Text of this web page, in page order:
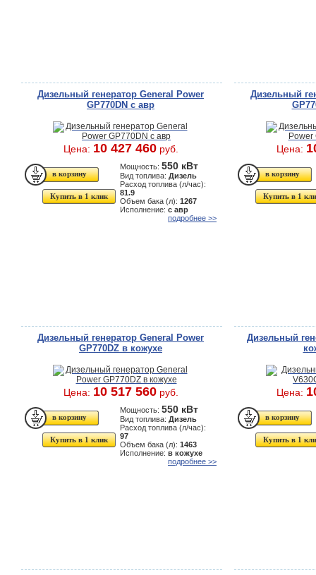
Дизельный генератор General Power
GP770DN с авр
Цена: 10 427 460руб.
Купить в 1 клик
Мощность: 550 кВт
Вид топлива: Дизель
Расход топлива (л/час):
81.9
Объем бака (л): 1267
Исполнение: с авр
подробнее >>
Дизельный
Цена:
Купить в 1
Дизельный генератор General Power
GP770DZ в кожухе
Цена: 10 517 560руб.
Купить в 1 клик
Мощность: 550 кВт
Вид топлива: Дизель
Расход топлива (л/час):
97
Объем бака (л): 1463
Исполнение: в кожухе
подробнее >>
Дизельный
Цена:
Купить в 1